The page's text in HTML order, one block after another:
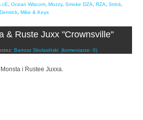
Ocean Wiscom Mozzy, Smoke DZA RZA Strick
Demrick Mike & Keys
& Ruste Juxx "Crownsville"
Bartosz Skolasiński (komentarze: 0)
i Rustee Juxxa.